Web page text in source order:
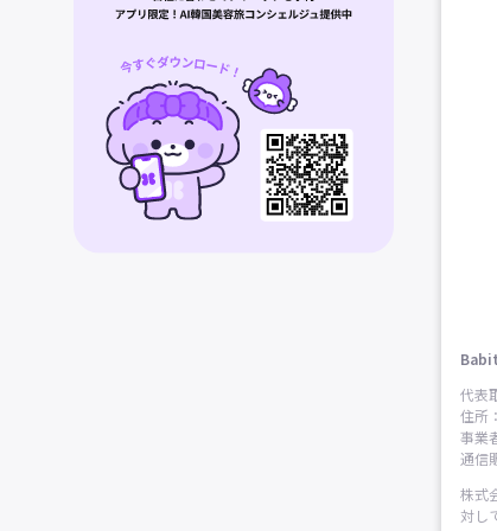
代表
住所
事業
通信
株式
対し